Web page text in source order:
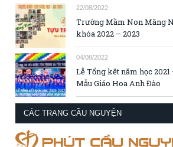
22/08/2022
Trường Mầm Non Măng
khóa 2022 – 2023
04/08/2022
Lễ Tổng kết năm học
Mẫu Giáo Hoa Anh Đào
CÁC TRANG CẦU NGUYỆN